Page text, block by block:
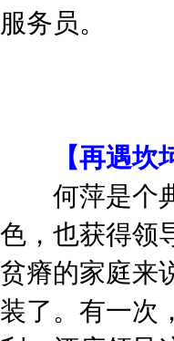
服务员。
【再遇坎
何萍是个典
色，也获得领
贫瘠的家庭来
装了。有一次